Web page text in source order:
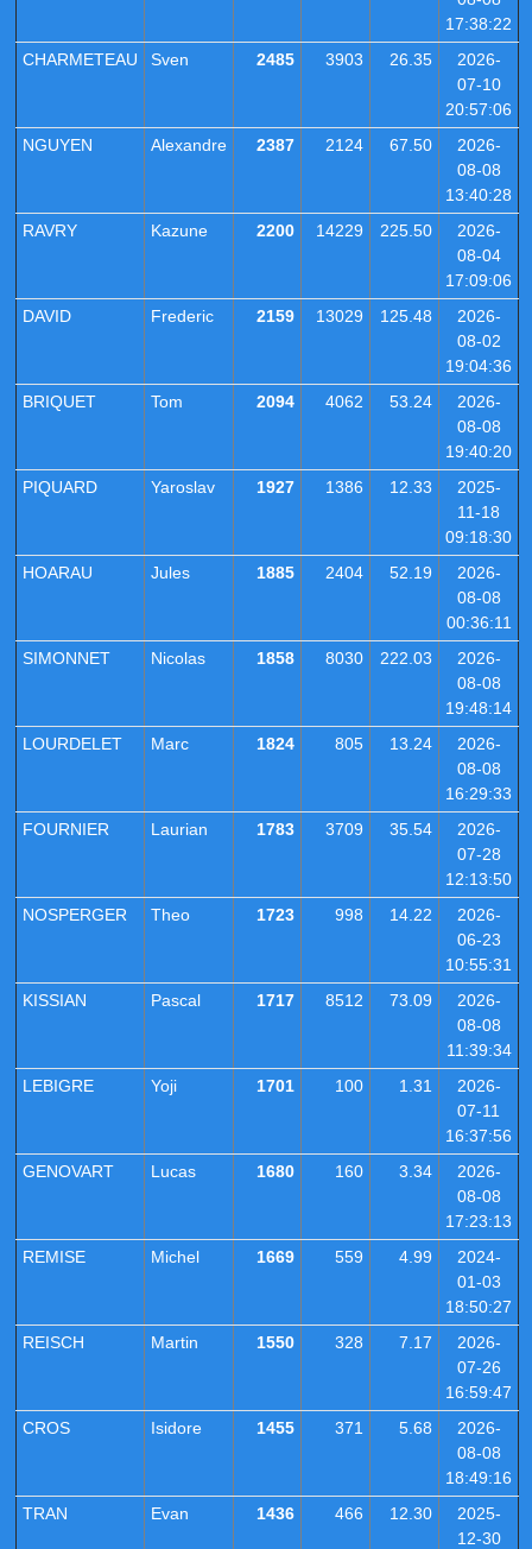
17:38:22
CHARMETEAU
Sven 2485 3903 26.35
2026-
07-10
20:57:06
NGUYEN
Alexandre 2387 2124 67.50
2026-
08-08
13:40:28
RAVRY
Kazune 2200 14229 225.50
2026-
08-04
17:09:06
DAVID
Frederic 2159 13029 125.48
2026-
08-02
19:04:36
BRIQUET
Tom 2094 4062 53.24
2026-
08-08
19:40:20
PIQUARD
Yaroslav 1927 1386 12.33
2025-
11-18
09:18:30
HOARAU
Jules 1885 2404 52.19
2026-
08-08
00:36:11
SIMONNET
Nicolas 1858 8030 222.03
2026-
08-08
19:48:14
LOURDELET
Marc 1824 805 13.24
2026-
08-08
16:29:33
FOURNIER
Laurian 1783 3709 35.54
2026-
07-28
12:13:50
NOSPERGER
Theo 1723 998 14.22
2026-
06-23
10:55:31
KISSIAN
Pascal 1717 8512 73.09
2026-
08-08
11:39:34
LEBIGRE
Yoji 1701 100 1.31
2026-
07-11
16:37:56
GENOVART
Lucas 1680 160 3.34
2026-
08-08
17:23:13
REMISE
Michel 1669 559 4.99
2024-
01-03
18:50:27
REISCH
Martin 1550 328 7.17
2026-
07-26
16:59:47
CROS
Isidore 1455 371 5.68
2026-
08-08
18:49:16
TRAN
Evan 1436 466 12.30
2025-
12-30